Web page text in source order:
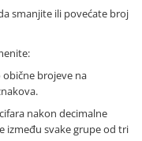
smanjite ili povećate broj
brojeve na
nakon decimalne
između svake grupe od tri